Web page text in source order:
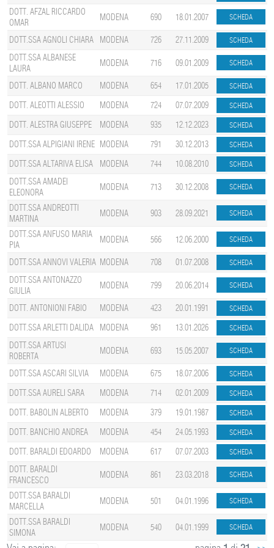
DOTT. AFZAL RICCARDO
OMAR
MODENA 690 18.01.2007
DOTT.SSA AGNOLI CHIARA MODENA 726
27.11.2009
DOTT.SSA ALBANESE
LAURA
MODENA 716 09.01.2009
DOTT. ALBANO MARCO MODENA 654
17.01.2005
DOTT. ALEOTTI ALESSIO
MODENA 724
07.07.2009
DOTT. ALESTRA GIUSEPPE
MODENA 935
12.12.2023
DOTT.SSA ALPIGIANI IRENE MODENA 791
30.12.2013
DOTT.SSA ALTARIVA ELISA
MODENA 744
10.08.2010
DOTT.SSA AMADEI
ELEONORA
MODENA 713
30.12.2008
DOTT.SSA ANDREOTTI
MARTINA
MODENA 903
28.09.2021
DOTT.SSA ANFUSO MARIA
PIA
MODENA 566 12.06.2000
DOTT.SSA ANNOVI VALERIA MODENA 708
01.07.2008
DOTT.SSA ANTONAZZO
GIULIA
MODENA 799 20.06.2014
DOTT. ANTONIONI FABIO MODENA 423
20.01.1991
DOTT.SSA ARLETTI DALIDA
MODENA 961
13.01.2026
DOTT.SSA ARTUSI
ROBERTA
MODENA 693 15.05.2007
DOTT.SSA ASCARI SILVIA MODENA 675
18.07.2006
DOTT.SSA AURELI SARA
MODENA 714
02.01.2009
DOTT. BABOLIN ALBERTO
MODENA 379
19.01.1987
DOTT. BANCHIO ANDREA
MODENA 454
24.05.1993
DOTT. BARALDI EDOARDO
MODENA 617
07.07.2003
DOTT. BARALDI
FRANCESCO
MODENA 861
23.03.2018
DOTT.SSA BARALDI
MARCELLA
MODENA 501
04.01.1996
DOTT.SSA BARALDI
SIMONA
MODENA 540 04.01.1999